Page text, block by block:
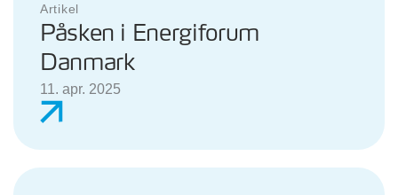
Artikel
Påsken i Energiforum
Danmark
11. apr. 2025